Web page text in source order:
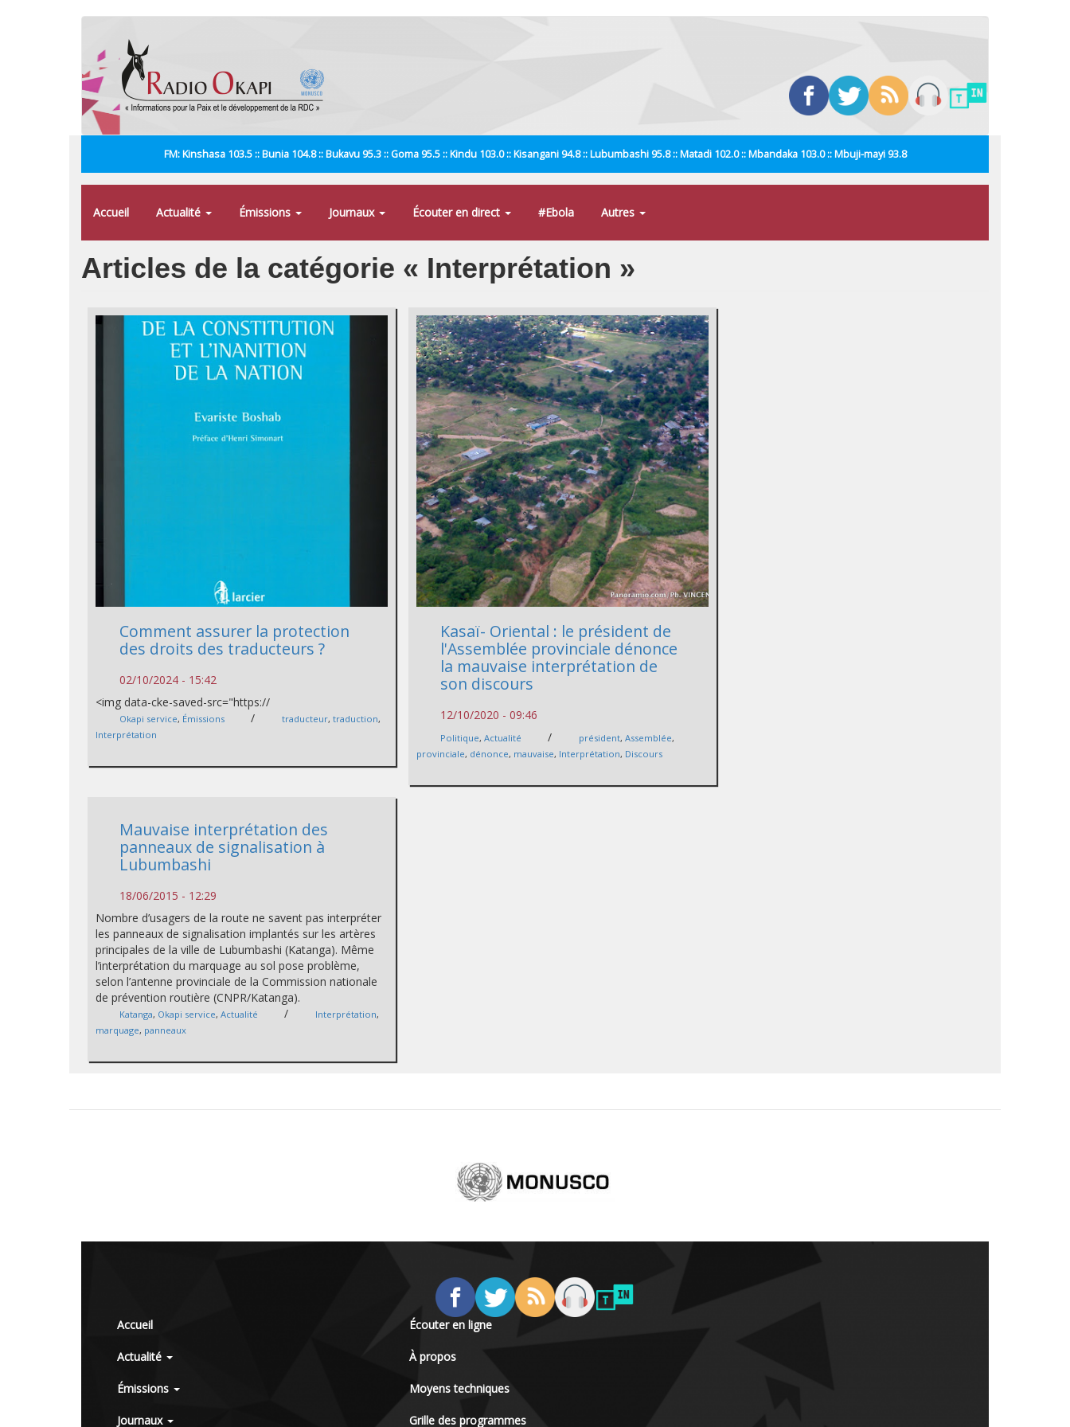
FM: Kinshasa 103.5 :: Bunia 104.8 :: Bukavu 95.3 :: Goma 95.5 :: Kindu 103.0 :: Kisangani 94.8 :: Lubumbashi 95.8 :: Matadi 102.0 :: Mbandaka 103.0 :: Mbuji-mayi 93.8
Accueil Actualité Émissions Journaux Écouter en direct #Ebola Autres
Articles de la catégorie « Interprétation »
Comment assurer la protection
des droits des traducteurs ?
02/10/2024 - 15:42
<img data-cke-saved-src="https://
Okapi service, Émissions / traducteur,traduction,
Interprétation
Kasaï- Oriental : le président de
l'Assemblée provinciale dénonce
la mauvaise interprétation de
son discours
12/10/2020 - 09:46
Politique,Actualité / président,Assemblée,
provinciale, dénonce, mauvaise, Interprétation, Discours
Mauvaise interprétation des
panneaux de signalisation à
Lubumbashi
18/06/2015 - 12:29
Nombre d’usagers de la route ne savent pas interpréter
les panneaux de signalisation implantés sur les artères
principales de la ville de Lubumbashi (Katanga). Même
l’interprétation du marquage au sol pose problème,
selon l’antenne provinciale de la Commission nationale
de prévention routière (CNPR/Katanga).
Katanga, Okapi service,Actualité / Interprétation,
marquage, panneaux
Accueil
Actualité
Émissions
Journaux
Écouter en ligne
À propos
Moyens techniques
Grille des programmes